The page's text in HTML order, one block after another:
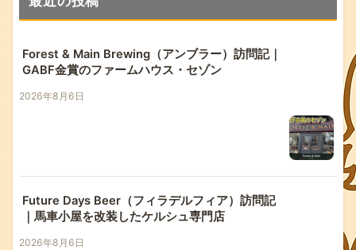
Forest & Main Brewing（アンブラー）訪問記｜
GABF金賞のファームハウス・セゾン
2026年8月6日
Future Days Beer（フィラデルフィア）訪問記
｜馬車小屋を改装したケルシュ専門店
2026年8月6日